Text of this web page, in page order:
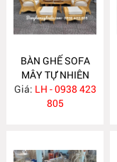
BÀN GHẾ SOFA
MÂY TỰ NHIÊN
PHÒNG KHÁCH
MA624
Giá: LH - 0938 423
805